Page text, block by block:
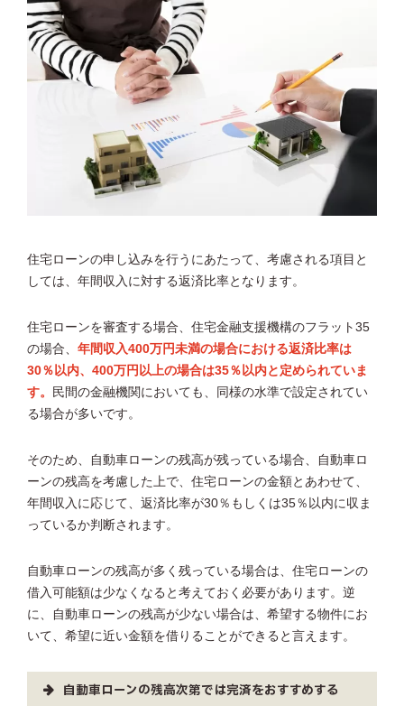
住宅ローンの申し込みを行うにあたって、考慮される項目と
しては、年間収入に対する返済比率となります。
住宅ローンを審査する場合、住宅金融支援機構のフラット35
の場合、 年間収入400万円未満の場合における返済比率は
30％以内、400万円以上の場合は35％以内と定められていま
す。
民間の金融機関においても、同様の水準で設定されてい
る場合が多いです。
そのため、自動車ローンの残高が残っている場合、自動車ロ
ーンの残高を考慮した上で、住宅ローンの金額とあわせて、
年間収入に応じて、返済比率が30％もしくは35％以内に収ま
っているか判断されます。
自動車ローンの残高が多く残っている場合は、住宅ローンの
借入可能額は少なくなると考えておく必要があります。逆
に、自動車ローンの残高が少ない場合は、希望する物件にお
いて、希望に近い金額を借りることができると言えます。
自動車ローンの残高次第では完済をおすすめする